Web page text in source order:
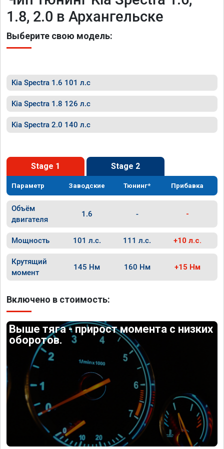
1.8, 2.0 в Архангельске
Выберите свою модель:
Kia Spectra 1.6 101 л.с
Kia Spectra 1.8 126 л.с
Kia Spectra 2.0 140 л.с
Stage 1 Stage 2
Параметр Заводские Тюнинг* Прибавка
Объём
двигателя
1.6 - -
Мощность 101 л.с. 111 л.с. +10 л.с.
Крутящий
момент
145 Нм 160 Нм +15 Нм
Включено в стоимость:
Выше тяга - прирост момента с низких
оборотов.